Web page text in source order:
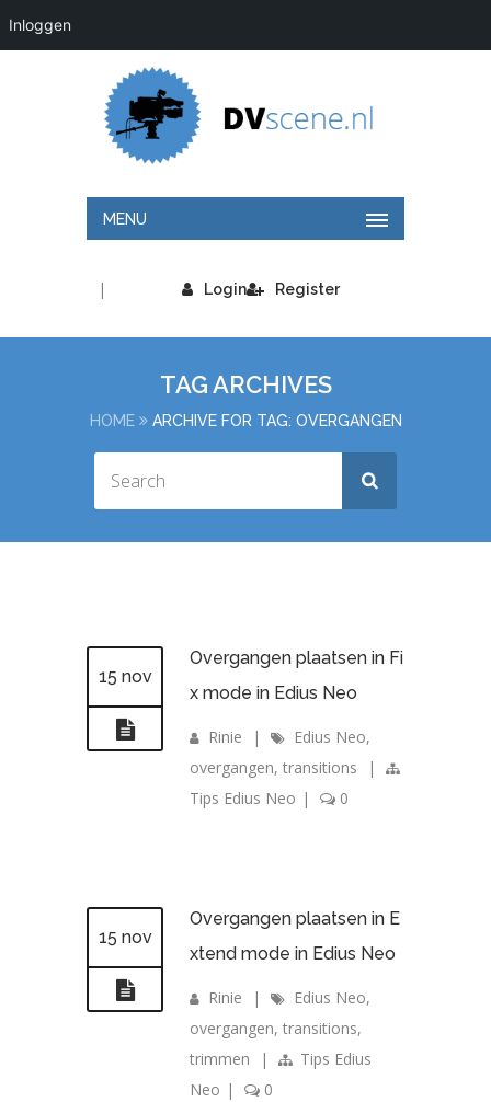
Inloggen
MENU
Login
| Register
TAG ARCHIVES
HOME ARCHIVE FOR TAG: OVERGANGEN
15 nov
Overgangen plaatsen in Fi
x mode in Edius Neo
Rinie | Edius Neo,
overgangen, transitions
|
Tips Edius Neo | 0
15 nov
Overgangen plaatsen in E
xtend mode in Edius Neo
Rinie | Edius Neo,
overgangen, transitions,
trimmen
|
Tips Edius
Neo | 0